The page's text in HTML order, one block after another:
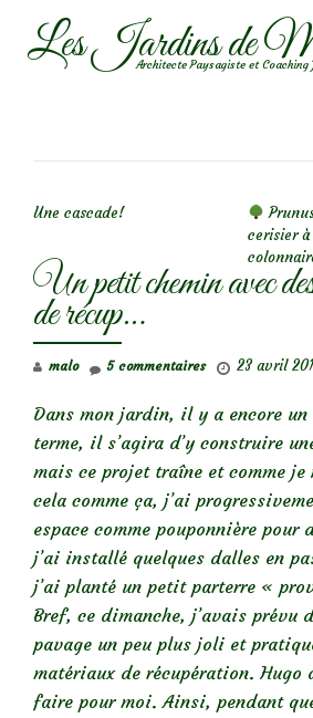
AllerLes Jardins de
Architecte Paysagiste et Coaching
Une cascade!
cerisier
Un petit chemin avec
de récup…
malo 23 avril
5 commentaires
Dans mon jardin, il y a encore
terme, il s’agira d’y construire
mais ce projet traîne et comme je
cela comme ça, j’ai
espace comme pouponnière pour
j’ai installé quelques dalles en
j’ai planté un petit parterre «
Bref, ce dimanche, j’avais prévu
pavage un peu plus joli et
matériaux de récupération. Hugo
faire pour moi. Ainsi, pendant